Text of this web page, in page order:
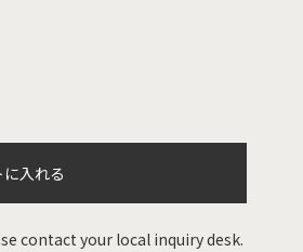
入れる
contact your local inquiry desk.